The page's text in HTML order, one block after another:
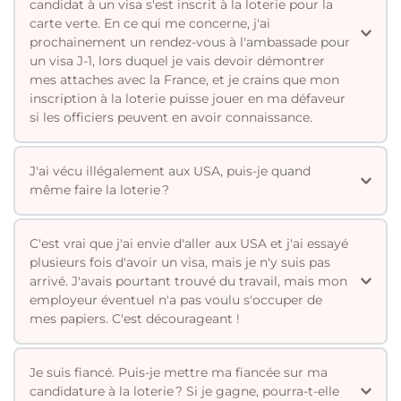
dans votre compte . Par contre, chaque année, il faut
toujours une photo nouvelle et récente par personne
de la famille du candidat (conjoint et enfants).
fait la loterie.
candidat à un visa s'est inscrit à la loterie pour la
carte verte. En ce qui me concerne, j'ai
prochainement un rendez-vous à l'ambassade pour
un visa J-1, lors duquel je vais devoir démontrer
mes attaches avec la France, et je crains que mon
inscription à la loterie puisse jouer en ma défaveur
d'immigrer. Ils tiennent compte du côté hasardeux de
Ce n'est pas considéré comme une demande de carte
verte. Cela ne peut en aucun cas vous gêner pour
obtenir un visa quelconque.
Par contre, si vous gagnez et entamez les ultimes
démarches, vous devenez demandeur d'immigration.
J'ai vécu illégalement aux USA, puis-je quand
mois illégalement (180 jours exactement), et vous ne
pouvez plus séjourner aux USA pendant 3 ans et si vous
êtes resté plus d'un an, vous ne pouvez plus revenir
pendant 10 ans.
pas la carte verte et vous risquez, puisqu'ils vous
C'est vrai que j'ai envie d'aller aux USA et j'ai essayé
plusieurs fois d'avoir un visa, mais je n'y suis pas
arrivé. J'avais pourtant trouvé du travail, mais mon
employeur éventuel n'a pas voulu s'occuper de
pour vous accueillir. Quel est le pays d'ailleurs qui le fait
Je suis fiancé. Puis-je mettre ma fiancée sur ma
candidature à la loterie ? Si je gagne, pourra-t-elle